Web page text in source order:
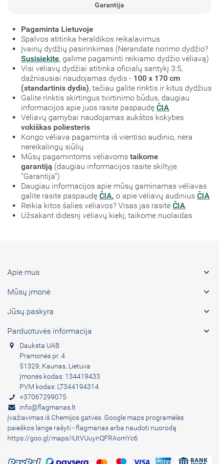
Garantija
Pagaminta Lietuvoje
Spalvos atitinka heraldikos reikalavimus
Įvairių dydžių pasirinkimas (Nerandate norimo dydžio?
Susisiekite, galime pagaminti reikiamo dydžio vėliavą)
Visi vėliavų dydžiai atitinka oficialų santykį 3:5,
dažniausiai naudojamas dydis - 100 x 170 cm
(standartinis dydis), tačiau galite rinktis ir kitus dydžius
Galite rinktis skirtingus tvirtinimo būdus, daugiau
informacijos apie juos rasite paspaudę ČIA
Vėliavų gamybai naudojamas aukštos kokybės
vokiškas poliesteris
Kongo vėliava pagaminta iš vientiso audinio, nėra
nereikalingų siūlių
Mūsų pagamintoms vėliavoms taikome
garantiją (daugiau informacijos rasite skiltyje
"Garantija")
Daugiau informacijos apie mūsų gaminamas vėliavas
galite rasite paspaudę ČIA, o apie vėliavų audinius ČIA
Reikia kitos šalies vėliavos? Visas jas rasite ČIA.
Užsakant didesnį vėliavų kiekį, taikome nuolaidas
Apie mus 
Mūsų įmonė 
Jūsų paskyra 
Parduotuvės informacija 
Dauksta UAB
Pramonės pr. 4
51329, Kaunas, Lietuva
Įmonės kodas: 134419433
PVM kodas: LT344194314
+37067299075
info@flagmanas.lt
Įvažiavimas iš Chemijos gatvės. Google maps programėlės
paieškos lange rašyti - flagmanas arba naudoti nuorodą
https://goo.gl/maps/iUtVUuynQFRAomYc6